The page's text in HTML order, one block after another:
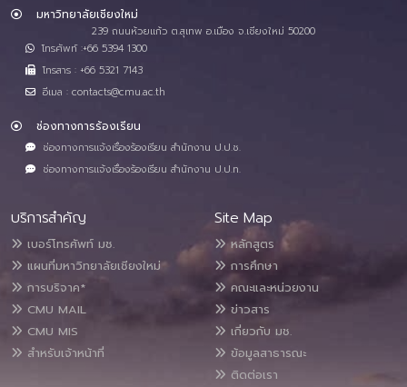
มหาวิทยาลัยเชียงใหม่
239 ถนนห้วยแก้ว ต.สุเทพ อ.เมือง จ.เชียงใหม่ 50200
โทรศัพท์ :+66 5394 1300
โทรสาร : +66 5321 7143
อีเมล : contacts@cmu.ac.th
ช่องทางการร้องเรียน
ช่องทางการแจ้งเรื่องร้องเรียน สำนักงาน ป.ป.ช.
ช่องทางการแจ้งเรื่องร้องเรียน สำนักงาน ป.ป.ท.
บริการสำคัญ
เบอร์โทรศัพท์ มช.
แผนที่มหาวิทยาลัยเชียงใหม่
การบริจาค*
CMU MAIL
CMU MIS
สำหรับเจ้าหน้าที่
Site Map
หลักสูตร
การศึกษา
คณะและหน่วยงาน
ข่าวสาร
เกี่ยวกับ มช.
ข้อมูลสาธารณะ
ติดต่อเรา